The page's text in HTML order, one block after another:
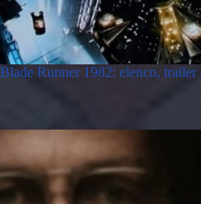
Blade Runner 1982: elenco, trailer